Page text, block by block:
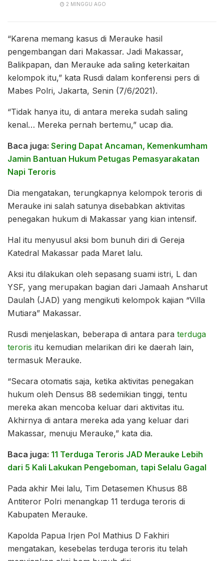
2 MINGGU AGO
“Karena memang kasus di Merauke hasil
pengembangan dari Makassar. Jadi Makassar,
Balikpapan, dan Merauke ada saling keterkaitan
kelompok itu,” kata Rusdi dalam konferensi pers di
Mabes Polri, Jakarta, Senin (7/6/2021).
“Tidak hanya itu, di antara mereka sudah saling
kenal… Mereka pernah bertemu,” ucap dia.
Baca juga: Sering Dapat Ancaman, Kemenkumham
Jamin Bantuan Hukum Petugas Pemasyarakatan
Napi Teroris
Dia mengatakan, terungkapnya kelompok teroris di
Merauke ini salah satunya disebabkan aktivitas
penegakan hukum di Makassar yang kian intensif.
Hal itu menyusul aksi bom bunuh diri di Gereja
Katedral Makassar pada Maret lalu.
Aksi itu dilakukan oleh sepasang suami istri, L dan
YSF, yang merupakan bagian dari Jamaah Ansharut
Daulah (JAD) yang mengikuti kelompok kajian “Villa
Mutiara” Makassar.
Rusdi menjelaskan, beberapa di antara para terduga
teroris itu kemudian melarikan diri ke daerah lain,
termasuk Merauke.
“Secara otomatis saja, ketika aktivitas penegakan
hukum oleh Densus 88 sedemikian tinggi, tentu
mereka akan mencoba keluar dari aktivitas itu.
Akhirnya di antara mereka ada yang keluar dari
Makassar, menuju Merauke,” kata dia.
Baca juga: 11 Terduga Teroris JAD Merauke Lebih
dari 5 Kali Lakukan Pengeboman, tapi Selalu Gagal
Pada akhir Mei lalu, Tim Detasemen Khusus 88
Antiteror Polri menangkap 11 terduga teroris di
Kabupaten Merauke.
Kapolda Papua Irjen Pol Mathius D Fakhiri
mengatakan, kesebelas terduga teroris itu telah